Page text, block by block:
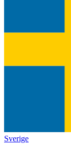
Sverige